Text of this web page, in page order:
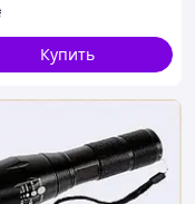
Купить